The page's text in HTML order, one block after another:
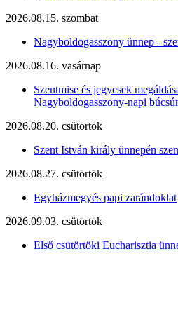
2026.08.15. szombat
Nagyboldogasszony ünnep -
2026.08.16. vasárnap
Szentmise és jegyesek
Nagyboldogasszony-napi
2026.08.20. csütörtök
Szent István király ünnepén
2026.08.27. csütörtök
Egyházmegyés papi zarándoklat
2026.09.03. csütörtök
Első csütörtöki Eucharisztia